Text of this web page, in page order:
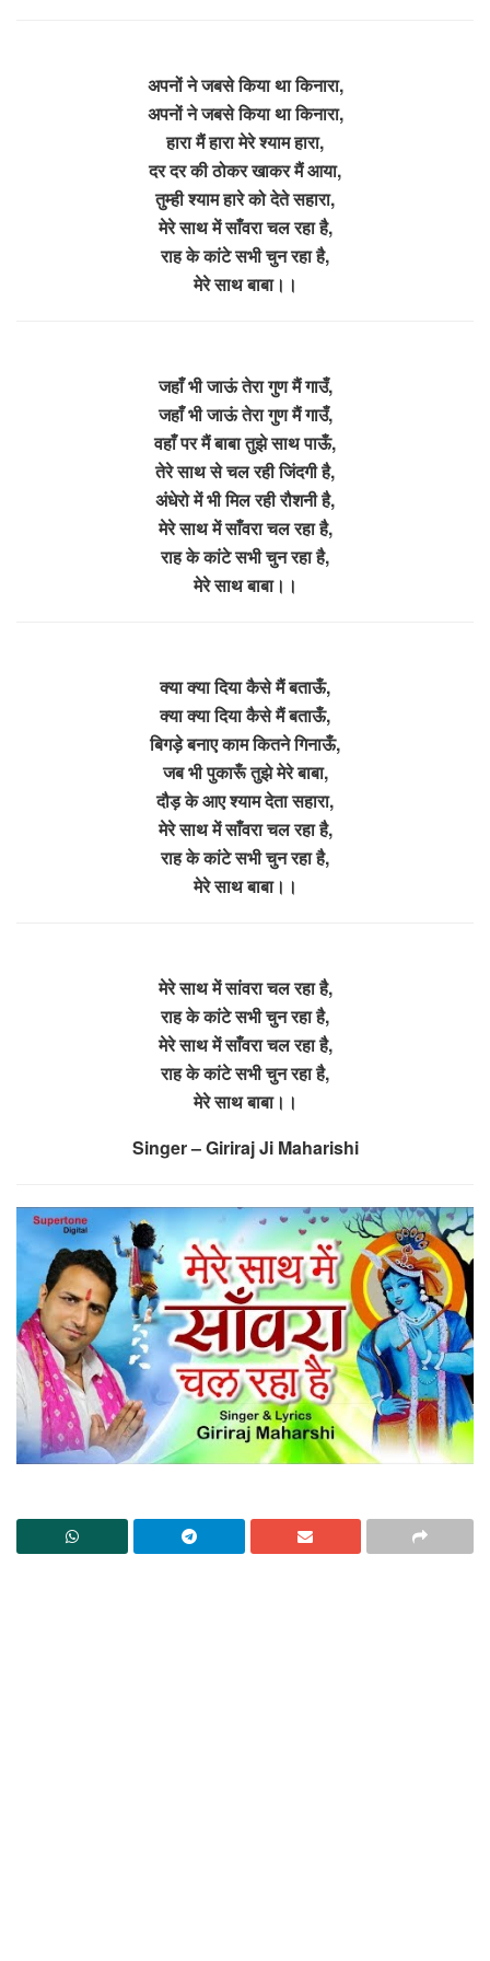
अपनों ने जबसे किया था किनारा,
अपनों ने जबसे किया था किनारा,
हारा मैं हारा मेरे श्याम हारा,
दर दर की ठोकर खाकर मैं आया,
तुम्ही श्याम हारे को देते सहारा,
मेरे साथ में साँवरा चल रहा है,
राह के कांटे सभी चुन रहा है,
मेरे साथ बाबा।।
जहाँ भी जाऊं तेरा गुण मैं गाउँ,
जहाँ भी जाऊं तेरा गुण मैं गाउँ,
वहाँ पर मैं बाबा तुझे साथ पाऊँ,
तेरे साथ से चल रही जिंदगी है,
अंधेरो में भी मिल रही रौशनी है,
मेरे साथ में साँवरा चल रहा है,
राह के कांटे सभी चुन रहा है,
मेरे साथ बाबा।।
क्या क्या दिया कैसे मैं बताऊँ,
क्या क्या दिया कैसे मैं बताऊँ,
बिगड़े बनाए काम कितने गिनाऊँ,
जब भी पुकारूँ तुझे मेरे बाबा,
दौड़ के आए श्याम देता सहारा,
मेरे साथ में साँवरा चल रहा है,
राह के कांटे सभी चुन रहा है,
मेरे साथ बाबा।।
मेरे साथ में सांवरा चल रहा है,
राह के कांटे सभी चुन रहा है,
मेरे साथ में साँवरा चल रहा है,
राह के कांटे सभी चुन रहा है,
मेरे साथ बाबा।।
Singer – Giriraj Ji Maharishi